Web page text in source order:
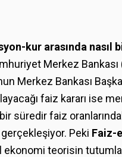
kur arasında nasıl
Merkez Bankası
Merkez Bankası
faiz kararı ise
süredir faiz
Peki Faiz-
ekonomi teorisin